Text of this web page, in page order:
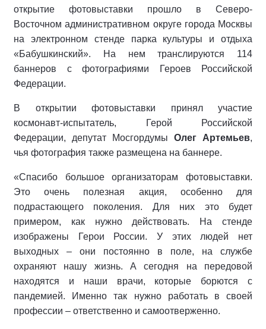
открытие фотовыставки прошло в Северо-
Восточном административном округе города Москвы
на электронном стенде парка культуры и отдыха
«Бабушкинский». На нем транслируются 114
баннеров с фотографиями Героев Российской
Федерации.
В открытии фотовыставки принял участие
космонавт-испытатель, Герой Российской
Федерации, депутат Мосгордумы Олег Артемьев,
чья фотография также размещена на баннере.
«Спасибо большое организаторам фотовыставки.
Это очень полезная акция, особенно для
подрастающего поколения. Для них это будет
примером, как нужно действовать. На стенде
изображены Герои России. У этих людей нет
выходных – они постоянно в поле, на службе
охраняют нашу жизнь. А сегодня на передовой
находятся и наши врачи, которые борются с
пандемией. Именно так нужно работать в своей
профессии – ответственно и самоотверженно.